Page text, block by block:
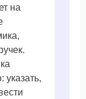
на
указать,